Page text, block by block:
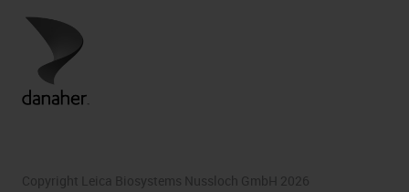
Copyright Leica Biosystems Nussloch GmbH 2026